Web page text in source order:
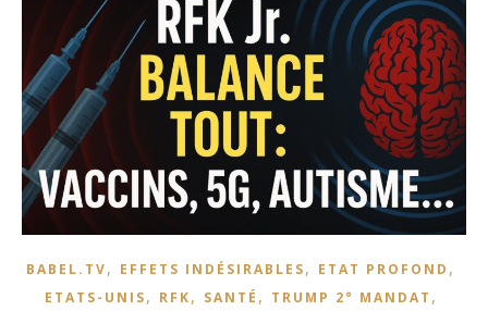
BABEL.TV, EFFETS INDÉSIRABLES, ETAT PROFOND ,
ETATS-UNIS, RFK, SANTÉ , TRUMP 2° MANDAT ,